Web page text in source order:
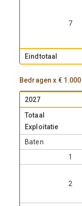
7
Eindtotaal
Bedragen x € 1.000
2027
Totaal
Exploitatie
Baten
1
2